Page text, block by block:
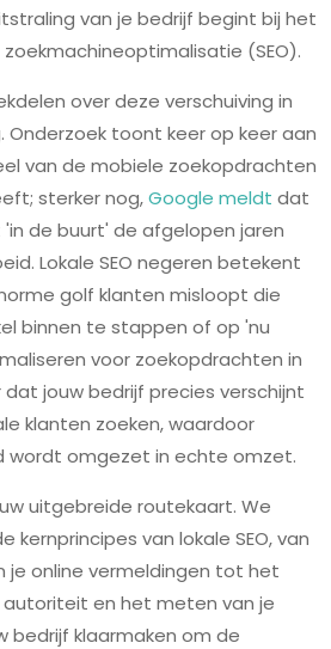
van je bedrijf begint bij het
(SEO).
over deze verschuiving in
toont keer op keer aan
van de mobiele zoekopdrachten
sterker nog,Google meldt dat
de buurt' de afgelopen jaren
Lokale SEO negeren betekent
golf klanten misloopt die
binnen te stappen of op 'nu
voor zoekopdrachten in
jouw bedrijf precies verschijnt
klanten zoeken, waardoor
wordt omgezet in echte omzet.
uitgebreide routekaart. We
kernprincipes van lokale SEO, van
je online vermeldingen tot het
en het meten van je
bedrijf klaarmaken om de